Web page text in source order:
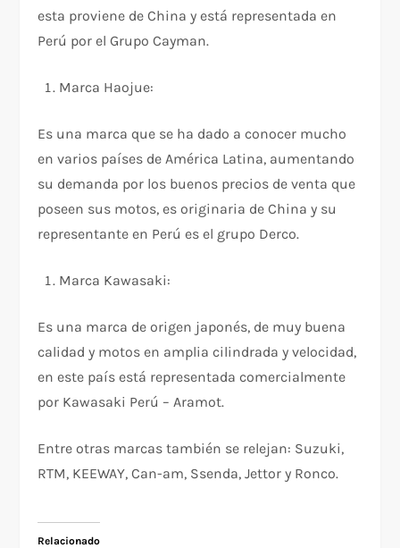
esta proviene de China y está representada en
Perú por el Grupo Cayman.
Marca Haojue:
Es una marca que se ha dado a conocer mucho
en varios países de América Latina, aumentando
su demanda por los buenos precios de venta que
poseen sus motos, es originaria de China y su
representante en Perú es el grupo Derco.
Marca Kawasaki:
Es una marca de origen japonés, de muy buena
calidad y motos en amplia cilindrada y velocidad,
en este país está representada comercialmente
por Kawasaki Perú – Aramot.
Entre otras marcas también se relejan: Suzuki,
RTM, KEEWAY, Can-am, Ssenda, Jettor y Ronco.
Relacionado